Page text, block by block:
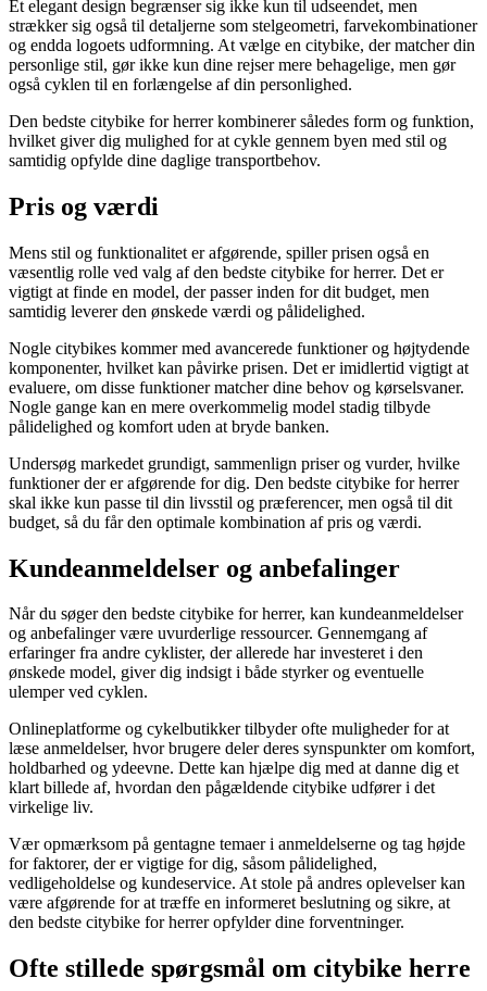
Et elegant design begrænser sig ikke kun til udseendet, men
strækker sig også til detaljerne som stelgeometri, farvekombinationer
og endda logoets udformning. At vælge en citybike, der matcher din
personlige stil, gør ikke kun dine rejser mere behagelige, men gør
også cyklen til en forlængelse af din personlighed.
Den bedste citybike for herrer kombinerer således form og funktion,
hvilket giver dig mulighed for at cykle gennem byen med stil og
samtidig opfylde dine daglige transportbehov.
Pris og værdi
Mens stil og funktionalitet er afgørende, spiller prisen også en
væsentlig rolle ved valg af den bedste citybike for herrer. Det er
vigtigt at finde en model, der passer inden for dit budget, men
samtidig leverer den ønskede værdi og pålidelighed.
Nogle citybikes kommer med avancerede funktioner og højtydende
komponenter, hvilket kan påvirke prisen. Det er imidlertid vigtigt at
evaluere, om disse funktioner matcher dine behov og kørselsvaner.
Nogle gange kan en mere overkommelig model stadig tilbyde
pålidelighed og komfort uden at bryde banken.
Undersøg markedet grundigt, sammenlign priser og vurder, hvilke
funktioner der er afgørende for dig. Den bedste citybike for herrer
skal ikke kun passe til din livsstil og præferencer, men også til dit
budget, så du får den optimale kombination af pris og værdi.
Kundeanmeldelser og anbefalinger
Når du søger den bedste citybike for herrer, kan kundeanmeldelser
og anbefalinger være uvurderlige ressourcer. Gennemgang af
erfaringer fra andre cyklister, der allerede har investeret i den
ønskede model, giver dig indsigt i både styrker og eventuelle
ulemper ved cyklen.
Onlineplatforme og cykelbutikker tilbyder ofte muligheder for at
læse anmeldelser, hvor brugere deler deres synspunkter om komfort,
holdbarhed og ydeevne. Dette kan hjælpe dig med at danne dig et
klart billede af, hvordan den pågældende citybike udfører i det
virkelige liv.
Vær opmærksom på gentagne temaer i anmeldelserne og tag højde
for faktorer, der er vigtige for dig, såsom pålidelighed,
vedligeholdelse og kundeservice. At stole på andres oplevelser kan
være afgørende for at træffe en informeret beslutning og sikre, at
den bedste citybike for herrer opfylder dine forventninger.
Ofte stillede spørgsmål om citybike herre